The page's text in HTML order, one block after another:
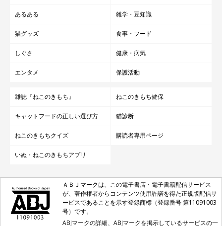
あるある 雑学・豆知識
猫グッズ 食事・フード
しぐさ 健康・病気
エンタメ 保護活動
雑誌『ねこのきもち』 ねこのきもち健保
キャットフードの正しい選び方 猫診断
ねこのきもちクイズ 購読者専用ページ
いぬ・ねこのきもちアプリ
ＡＢＪマークは、この電子書店・電子書籍配信サービス
が、著作権者からコンテンツ使用許諾を得た正規版配信サ
ービスであることを示す登録商標（登録番号 第11091003
号）です。
ABJマークの詳細、ABJマークを掲示しているサービスの一